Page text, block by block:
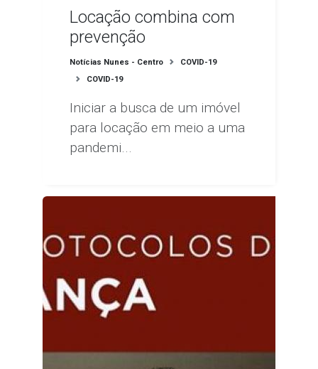
Locação combina com
prevenção
Notícias Nunes - Centro
COVID-19
COVID-19
Iniciar a busca de um imóvel
para locação em meio a uma
pandemi...